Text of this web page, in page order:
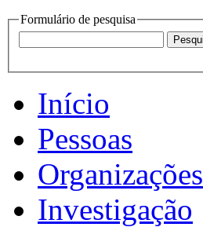
Formulário de pesquisa
Início
Pessoas
Organizações
Investigação